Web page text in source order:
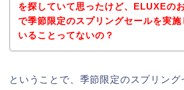
を探していて思ったけど、ELUXEの
で季節限定のスプリングセールを実施
いることってないの？
ということで、季節限定のスプリング